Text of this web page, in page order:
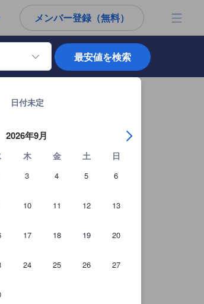
メンバー登録（無料）
ン日とチェックアウト日を移動します。エンターキ
日付未定
2026年9月
木 金 土 日
3 4 5 6
10 11 12 13
17 18 19 20
24 25 26 27
最安値を検索